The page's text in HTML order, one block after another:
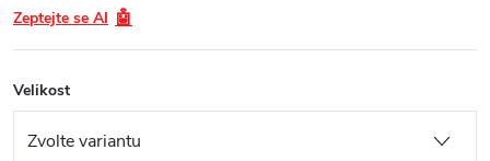
Zeptejte se AI 🤖
Velikost